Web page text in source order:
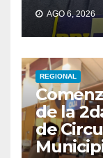
AGO 6, 2026
REGIONAL
de la
de